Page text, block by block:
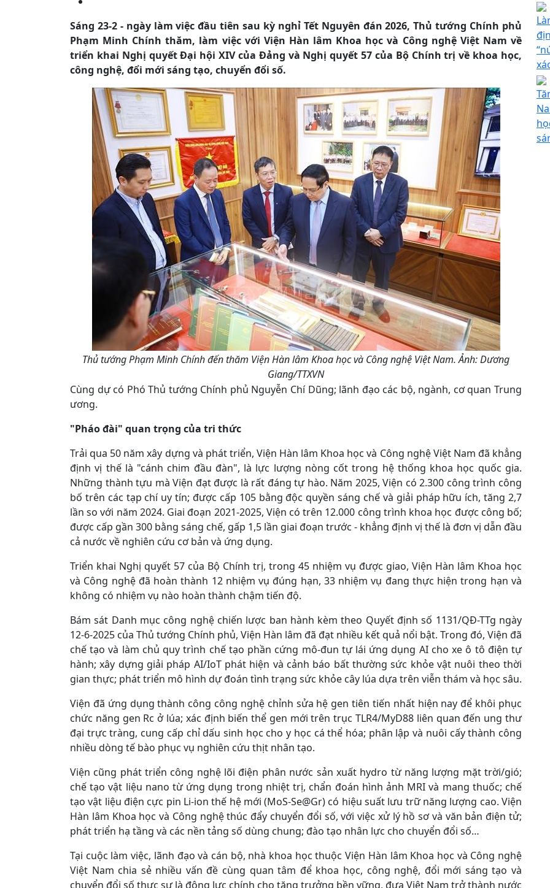
Sáng 23-2 - ngày làm việc đầu tiên sau kỳ nghỉ Tết Nguyên đán 2026, Thủ tướng Chính phủ
Phạm Minh Chính thăm, làm việc với Viện Hàn lâm Khoa học và Công nghệ Việt Nam về
triển khai Nghị quyết Đại hội XIV của Đảng và Nghị quyết 57 của Bộ Chính trị về khoa học,
công nghệ, đổi mới sáng tạo, chuyển đổi số.
Thủ tướng Phạm Minh Chính đến thăm Viện Hàn lâm Khoa học và Công nghệ Việt Nam. Ảnh: Dương
Giang/TTXVN
Cùng dự có Phó Thủ tướng Chính phủ Nguyễn Chí Dũng; lãnh đạo các bộ, ngành, cơ quan Trung
ương.
"Pháo đài" quan trọng của tri thức
Trải qua 50 năm xây dựng và phát triển, Viện Hàn lâm Khoa học và Công nghệ Việt Nam đã khẳng
định vị thế là "cánh chim đầu đàn", là lực lượng nòng cốt trong hệ thống khoa học quốc gia.
Những thành tựu mà Viện đạt được là rất đáng tự hào. Năm 2025, Viện có 2.300 công trình công
bố trên các tạp chí uy tín; được cấp 105 bằng độc quyền sáng chế và giải pháp hữu ích, tăng 2,7
lần so với năm 2024. Giai đoạn 2021-2025, Viện có trên 12.000 công trình khoa học được công bố;
được cấp gần 300 bằng sáng chế, gấp 1,5 lần giai đoạn trước - khẳng định vị thế là đơn vị dẫn đầu
cả nước về nghiên cứu cơ bản và ứng dụng.
Triển khai Nghị quyết 57 của Bộ Chính trị, trong 45 nhiệm vụ được giao, Viện Hàn lâm Khoa học
và Công nghệ đã hoàn thành 12 nhiệm vụ đúng hạn, 33 nhiệm vụ đang thực hiện trong hạn và
không có nhiệm vụ nào hoàn thành chậm tiến độ.
Bám sát Danh mục công nghệ chiến lược ban hành kèm theo Quyết định số 1131/QĐ-TTg ngày
12-6-2025 của Thủ tướng Chính phủ, Viện Hàn lâm đã đạt nhiều kết quả nổi bật. Trong đó, Viện đã
chế tạo và làm chủ quy trình chế tạo phần cứng mô-đun tự lái ứng dụng AI cho xe ô tô điện tự
hành; xây dựng giải pháp AI/IoT phát hiện và cảnh báo bất thường sức khỏe vật nuôi theo thời
gian thực; phát triển mô hình dự đoán tình trạng sức khỏe cây lúa dựa trên viễn thám và học sâu.
Viện đã ứng dụng thành công công nghệ chỉnh sửa hệ gen tiên tiến nhất hiện nay để khôi phục
chức năng gen Rc ở lúa; xác định biến thể gen mới trên trục TLR4/MyD88 liên quan đến ung thư
đại trực tràng, cung cấp chỉ dấu sinh học cho y học cá thể hóa; phân lập và nuôi cấy thành công
nhiều dòng tế bào phục vụ nghiên cứu thịt nhân tạo.
Viện cũng phát triển công nghệ lõi điện phân nước sản xuất hydro từ năng lượng mặt trời/gió;
chế tạo vật liệu nano từ ứng dụng trong nhiệt trị, chẩn đoán hình ảnh MRI và mang thuốc; chế
tạo vật liệu điện cực pin Li-ion thế hệ mới (MoS-Se@Gr) có hiệu suất lưu trữ năng lượng cao. Viện
Hàn lâm Khoa học và Công nghệ thúc đẩy chuyển đổi số, với việc xử lý hồ sơ và văn bản điện tử;
phát triển hạ tầng và các nền tảng số dùng chung; đào tạo nhân lực cho chuyển đổi số…
Tại cuộc làm việc, lãnh đạo và cán bộ, nhà khoa học thuộc Viện Hàn lâm Khoa học và Công nghệ
Việt Nam chia sẻ nhiều vấn đề cùng quan tâm để khoa học, công nghệ, đổi mới sáng tạo và
chuyển đổi số thực sự là động lực chính cho tăng trưởng bền vững, đưa Việt Nam trở thành nước